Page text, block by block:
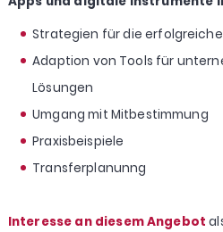
Strategien für die
Adaption von Tools für
Lösungen
Umgang mit Mitbestimmung
Praxisbeispiele
Transferplanunng
Interesse an diesem Angebot